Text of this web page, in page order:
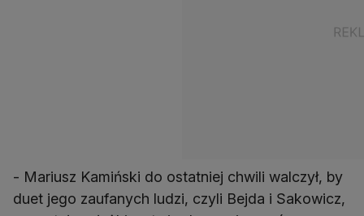
- Mariusz Kamiński do ostatniej chwili walczył, by
duet jego zaufanych ludzi, czyli Bejda i Sakowicz,